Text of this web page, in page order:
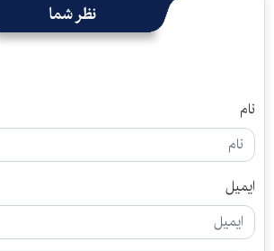
نظر شما
نام
ایمیل